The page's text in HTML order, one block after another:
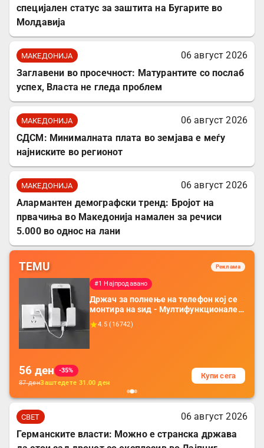
специјален статус за заштита на Бугарите во
Молдавија
МАКЕДОНИЈА
06 август 2026
Заглавени во просечност: Матурантите со послаб
успех, Власта не гледа проблем
МАКЕДОНИЈА
06 август 2026
СДСМ: Минималната плата во земјава е меѓу
најниските во регионот
МАКЕДОНИЈА
06 август 2026
Алармантен демографски тренд: Бројот на
првачиња во Македонија намален за речиси
5.000 во однос на лани
TEMU Реклама
#1 Најпродавано
Држач за полнење на телефон кој се
монтира на ѕид - Мултифункционален
пластичен организатор за чување на
покрај кревет и за ТВ далечински
4.5 ( 16742)
56 ден
-35%
87денЗаштедете 31.00 ден
Купи сега
СВЕТ
06 август 2026
Германските власти: Можно е странска држава